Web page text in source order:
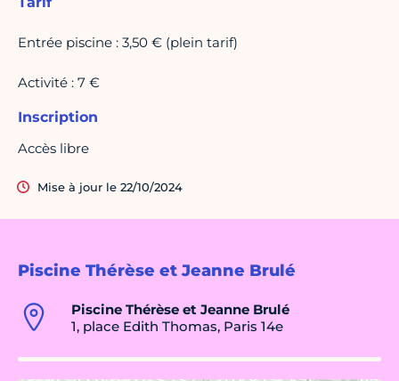
Piscine Thérèse et Jeanne Brulé
Piscine Thérèse et Jeanne Brulé
1, place Edith Thomas, Paris 14e
Entrée piscine : 3,50 € (plein tarif)
Activité : 7 €
Inscription
Accès libre
Mise à jour le 22/10/2024